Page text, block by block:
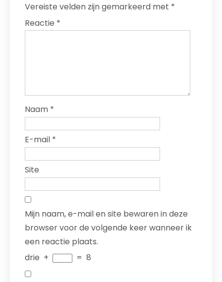
Vereiste velden zijn gemarkeerd met *
Reactie *
Naam *
E-mail *
Site
Mijn naam, e-mail en site bewaren in deze
browser voor de volgende keer wanneer ik
een reactie plaats.
drie + = 8